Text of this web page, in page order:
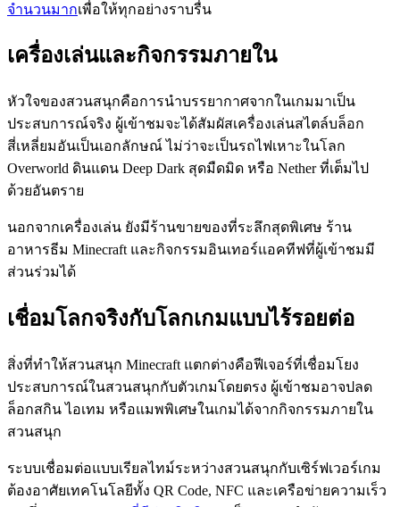
จำนวนมากเพื่อให้ทุกอย่างราบรื่น
เครื่องเล่นและกิจกรรมภายใน
หัวใจของสวนสนุกคือการนำบรรยากาศจากในเกมมาเป็น
ประสบการณ์จริง ผู้เข้าชมจะได้สัมผัสเครื่องเล่นสไตล์บล็อก
สี่เหลี่ยมอันเป็นเอกลักษณ์ ไม่ว่าจะเป็นรถไฟเหาะในโลก
Overworld ดินแดน Deep Dark สุดมืดมิด หรือ Nether ที่เต็มไป
ด้วยอันตราย
นอกจากเครื่องเล่น ยังมีร้านขายของที่ระลึกสุดพิเศษ ร้าน
อาหารธีม Minecraft และกิจกรรมอินเทอร์แอคทีฟที่ผู้เข้าชมมี
ส่วนร่วมได้
เชื่อมโลกจริงกับโลกเกมแบบไร้รอยต่อ
สิ่งที่ทำให้สวนสนุก Minecraft แตกต่างคือฟีเจอร์ที่เชื่อมโยง
ประสบการณ์ในสวนสนุกกับตัวเกมโดยตรง ผู้เข้าชมอาจปลด
ล็อกสกิน ไอเทม หรือแมพพิเศษในเกมได้จากกิจกรรมภายใน
สวนสนุก
ระบบเชื่อมต่อแบบเรียลไทม์ระหว่างสวนสนุกกับเซิร์ฟเวอร์เกม
ต้องอาศัยเทคโนโลยีทั้ง QR Code, NFC และเครือข่ายความเร็ว